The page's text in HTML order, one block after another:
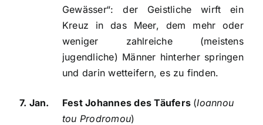
Gewässer“: der Geistliche wirft ein
Kreuz in das Meer, dem mehr oder
weniger zahlreiche (meistens
jugendliche) Männer hinterher springen
und darin wetteifern, es zu finden.
7. Jan. Fest Johannes des Täufers (Ioannou
tou Prodromou)